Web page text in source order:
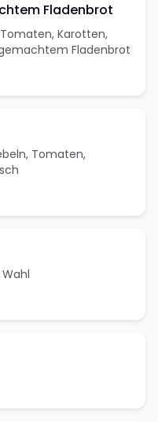
Fladenbrot
Karotten,
Fladenbrot
Tomaten,